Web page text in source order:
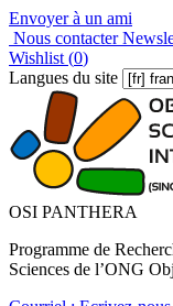
Envoyer à un ami
Nous contacter
Wishlist (0)
Langues du site
OSI PANTHERA
Programme de
Sciences de l’ONG